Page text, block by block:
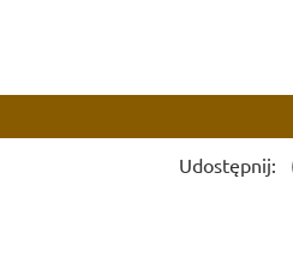
Udostępnij: